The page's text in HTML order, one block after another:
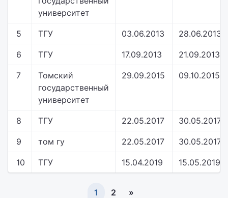
университет
5 ТГУ 03.06.2013 28.06.2013
6 ТГУ 17.09.2013 21.09.2013
7
Томский
государственный
университет
29.09.2015 09.10.2015
8 ТГУ 22.05.2017 30.05.2017
9 том гу 22.05.2017 30.05.2017
10 ТГУ 15.04.2019 15.05.2019
1 2 »